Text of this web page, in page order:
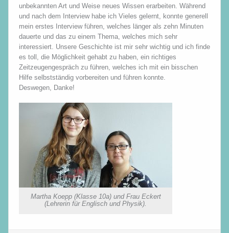
unbekannten Art und Weise neues Wissen erarbeiten. Während
und nach dem Interview habe ich Vieles gelernt, konnte generell
mein erstes Interview führen, welches länger als zehn Minuten
dauerte und das zu einem Thema, welches mich sehr
interessiert. Unsere Geschichte ist mir sehr wichtig und ich finde
es toll, die Möglichkeit gehabt zu haben, ein richtiges
Zeitzeugengespräch zu führen, welches ich mit ein bisschen
Hilfe selbstständig vorbereiten und führen konnte.
Deswegen, Danke!
Martha Koepp (Klasse 10a) und Frau Eckert
(Lehrerin für Englisch und Physik).